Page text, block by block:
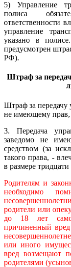
5) Управление
полиса
ответственности
управление
указано в
предусмотрен
РФ).
Штраф за
Штраф за передачу
не имеющему прав,
3. Передача
заведомо не
средством (за
такого права, -
в размере
Родителям и
необходимо
родители или
до 18 лет
причиненный
или иного
вред возмещают
родителями